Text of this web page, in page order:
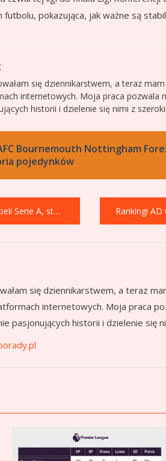
pokazująca, jak ważne są
się dziennikarstwem, a teraz
internetowych. Moja praca pozwala
historii i dzielenie się nimi z
Bournemouth Nottingham
pojedynków
i historia klubu
się dziennikarstwem, a teraz
internetowych. Moja praca
pasjonujących historii i dzielenie się